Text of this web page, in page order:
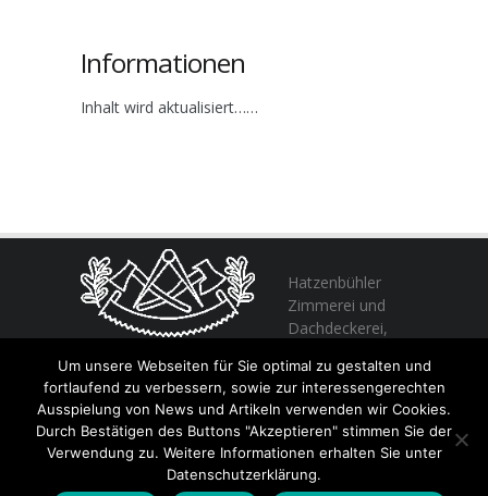
Informationen
Inhalt wird aktualisiert……
Hatzenbühler
Zimmerei und
Dachdeckerei,
von unserer Erfahrung seit 1982
+49 (0) 6356 / 989055
Email:info@hatzenbuehler.eu
Um unsere Webseiten für Sie optimal zu gestalten und
fortlaufend zu verbessern, sowie zur interessengerechten
Ausspielung von News und Artikeln verwenden wir Cookies.
Durch Bestätigen des Buttons "Akzeptieren" stimmen Sie der
Verwendung zu. Weitere Informationen erhalten Sie unter
Datenschutzerklärung.